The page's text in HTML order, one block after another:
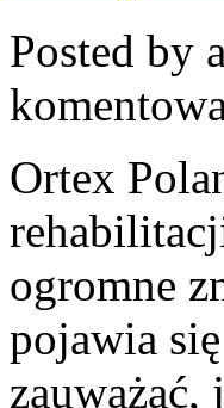
Posted by
Ortex
ogromne
pojawia